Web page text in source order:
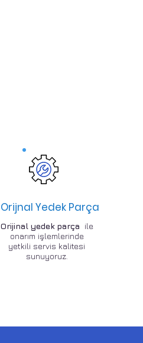
Orijnal Yedek Parça
Orijinal yedek parça ile
onarım işlemlerinde
yetkili servis kalitesi
sunuyoruz.